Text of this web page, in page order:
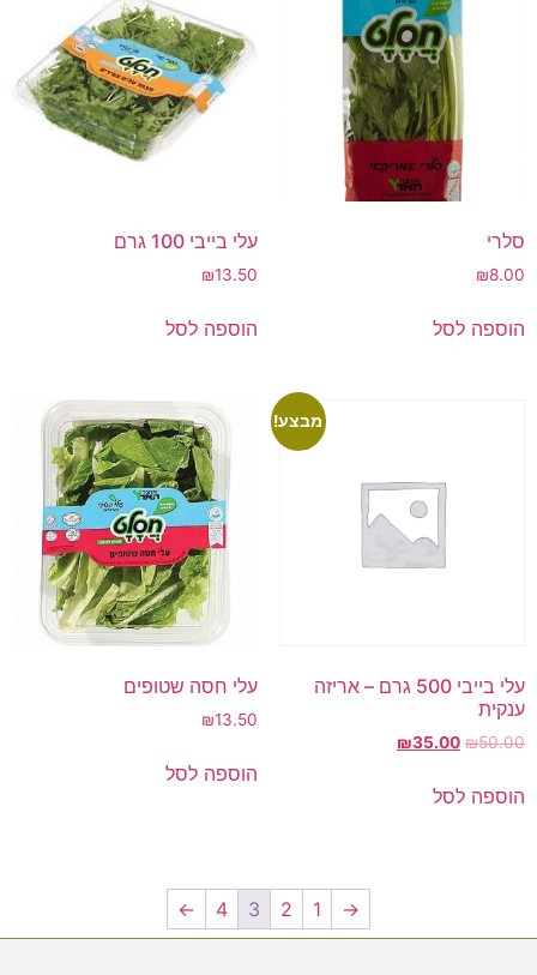
סלרי
₪8.00
הוספה לסל
עלי בייבי 100 גרם
₪13.50
הוספה לסל
מבצע!
עלי בייבי 500 גרם – אריזה
ענקית
₪50.00
₪35.00
הוספה לסל
עלי חסה שטופים
₪13.50
הוספה לסל
→
1
2
3
4
←